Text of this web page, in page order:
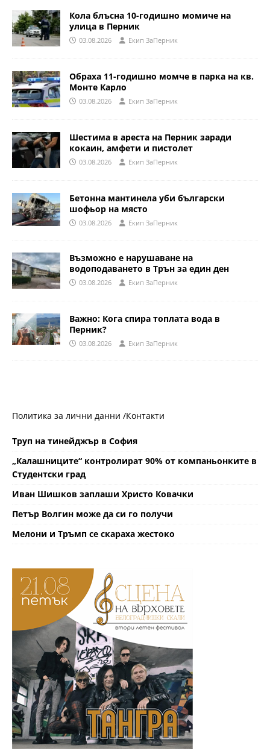
Кола блъсна 10-годишно момиче на
улица в Перник
03.08.2026 Eкип ЗаПерник
Обраха 11-годишно момче в парка на кв.
Монте Карло
03.08.2026 Eкип ЗаПерник
Шестима в ареста на Перник заради
кокаин, амфети и пистолет
03.08.2026 Eкип ЗаПерник
Бетонна мантинела уби български
шофьор на място
03.08.2026 Eкип ЗаПерник
Възможно е нарушаване на
водоподаването в Трън за един ден
03.08.2026 Eкип ЗаПерник
Важно: Кога спира топлата вода в
Перник?
03.08.2026 Eкип ЗаПерник
Политика за лични данни /Контакти
Труп на тинейджър в София
„Калашниците“ контролират 90% от компаньонките в
Студентски град
Иван Шишков заплаши Христо Ковачки
Петър Волгин може да си го получи
Мелони и Тръмп се скараха жестоко